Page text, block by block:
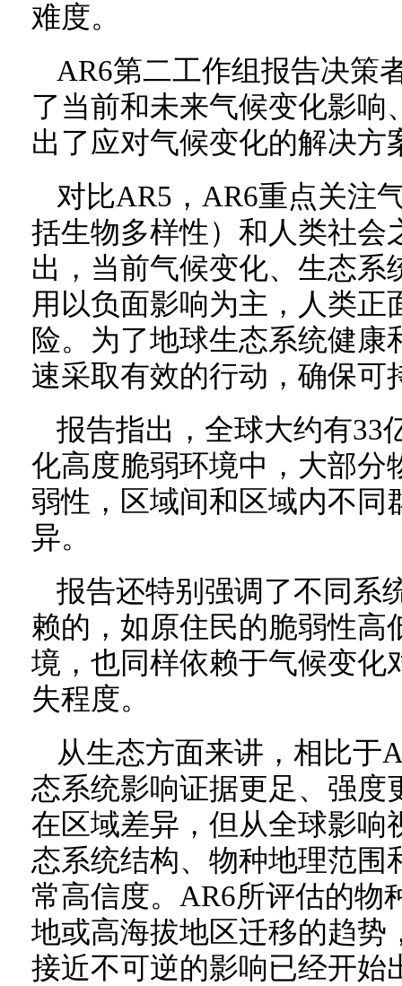
难度。
AR6第二工作组报告决策
了当前和未来气候变化影响
出了应对气候变化的解决方
对比AR5，AR6重点关注
括生物多样性）和人类社会
出，当前气候变化、生态系
用以负面影响为主，人类正
险。为了地球生态系统健
速采取有效的行动，确保可
报告指出，全球大约有33
化高度脆弱环境中，大部分
弱性，区域间和区域内不同
异。
报告还特别强调了不同系
赖的，如原住民的脆弱性高
境，也同样依赖于气候变化
失程度。
从生态方面来讲，相比于
态系统影响证据更足、强度
在区域差异，但从全球影响
态系统结构、物种地理范围
常高信度。AR6所评估的物
地或高海拔地区迁移的趋势
接近不可逆的影响已经开始